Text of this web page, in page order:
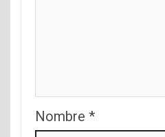
Nombre *